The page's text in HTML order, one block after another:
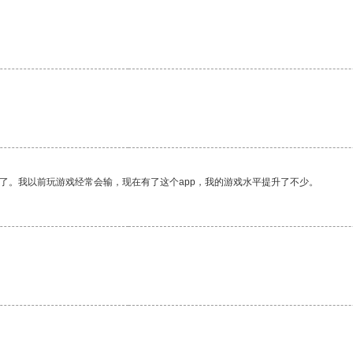
我以前玩游戏经常会输，现在有了这个app，我的游戏水平提升了不少。